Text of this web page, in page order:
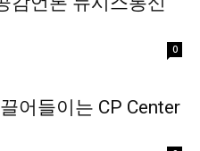
축제, 대전엑스포
감언론 뉴시스통신
어들이는 CP Center